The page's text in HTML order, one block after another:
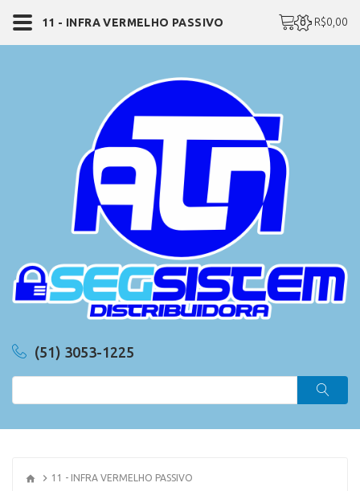
(51) 3053-1225
0 - R$0,00
11 - INFRA VERMELHO PASSIVO
11 - INFRA VERMELHO PASSIVO